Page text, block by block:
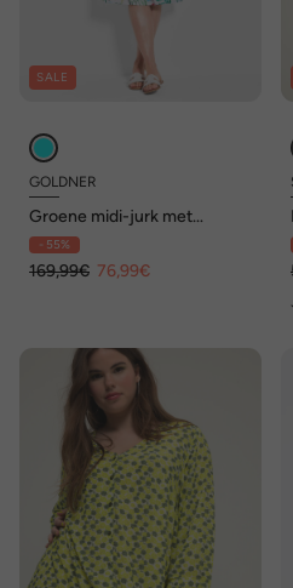
SALE
GOLDNER
Groene midi-jurk met
bloemenpatroon
- 55%
169,99€ 76,99€